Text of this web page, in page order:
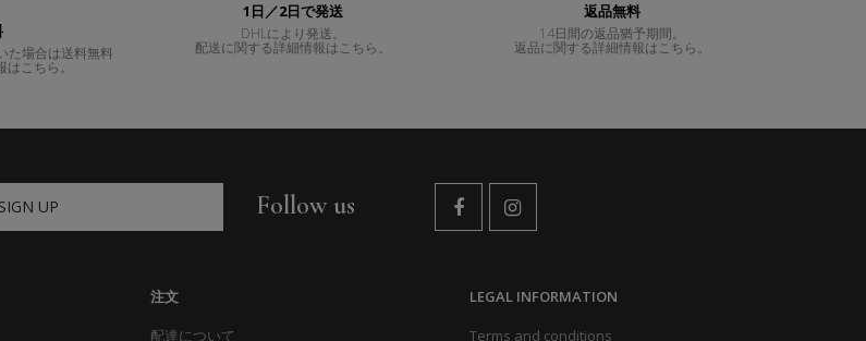
た場合は送料無料
こちら。
1日／2日で発送
DHLにより発送。
配送に関する詳細情報はこちら。
返品無料
14日間の返品猶予期間。
返品に関する詳細情報はこちら。
SIGN UP Follow us
注文
配達について
LEGAL INFORMATION
Terms and conditions